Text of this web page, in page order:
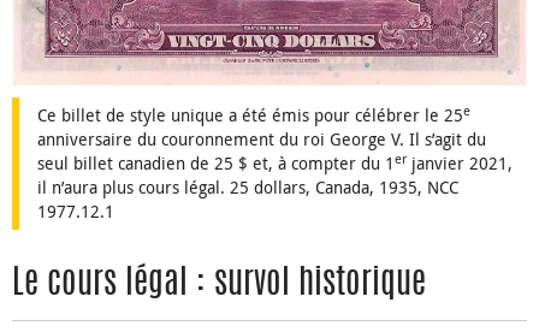
Ce billet de style unique a été émis pour célébrer le 25e
anniversaire du couronnement du roi George V. Il s’agit du
seul billet canadien de 25 $ et, à compter du 1 er janvier 2021,
il n’aura plus cours légal. 25 dollars, Canada, 1935, NCC
1977.12.1
Le cours légal : survol historique